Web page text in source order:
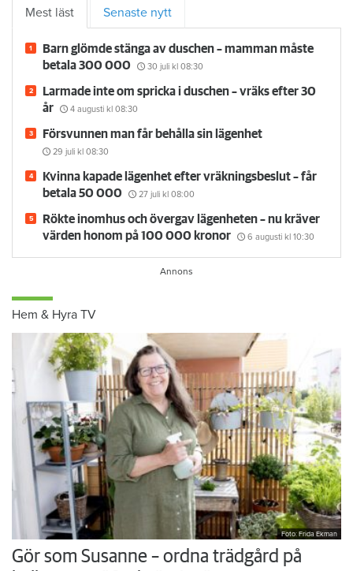
Mest läst Senaste nytt
Barn glömde stänga av duschen – mamman måste
betala 300 000
30 juli kl 08:30
Larmade inte om spricka i duschen – vräks efter 30
år
4 augusti kl 08:30
Försvunnen man får behålla sin lägenhet
29 juli kl 08:30
Kvinna kapade lägenhet efter vräkningsbeslut – får
betala 50 000
27 juli kl 08:00
Rökte inomhus och övergav lägenheten – nu kräver
värden honom på 100 000 kronor
6 augusti kl 10:30
Hem & Hyra TV
Foto: Frida Ekman
Gör som Susanne – ordna trädgård på